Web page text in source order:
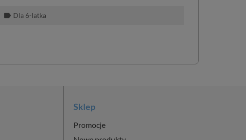
label Dla 6-latka
Sklep
Promocje